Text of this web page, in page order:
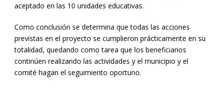
aceptado en las 10 unidades educativas.
Como conclusión se determina que todas las acciones
previstas en el proyecto se cumplieron prácticamente en su
totalidad, quedando como tarea que los beneficiarios
continúen realizando las actividades y el municipio y el
comité hagan el seguimiento oportuno.